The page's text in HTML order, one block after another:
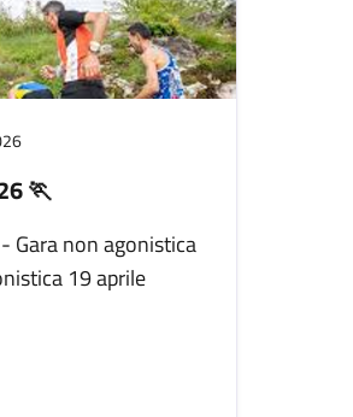
🏃
Gara non agonistica
19 aprile